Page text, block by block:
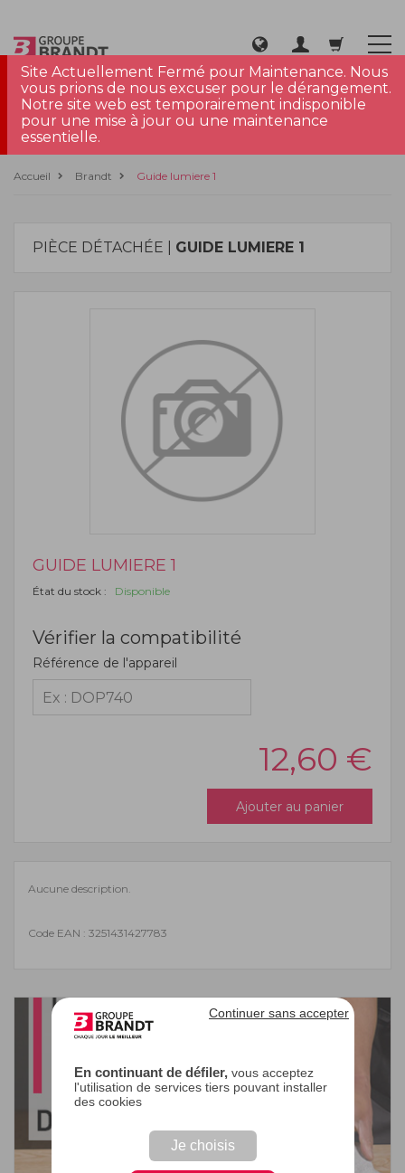
En continuant de défiler,vous acceptez
l'utilisation de services tiers pouvant installer
des cookies
Je choisis
Continuer sans accepter
Site Actuellement Fermé pour Maintenance. Nous
vous prions de nous excuser pour le dérangement.
Notre site web est temporairement indisponible
pour une mise à jour ou une maintenance
essentielle.
Accueil Brandt Guide lumiere 1
PIÈCE DÉTACHÉE | GUIDE LUMIERE 1
GUIDE LUMIERE 1
État du stock : Disponible
Vérifier la compatibilité
Référence de l'appareil
12,60 €
Ajouter au panier
Aucune description.
Code EAN : 3251431427783